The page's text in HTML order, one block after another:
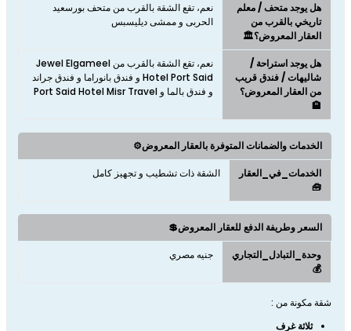
هل يوجد متحف / معلم
تاريخي بالقرب من
العقار المعروض؟🏛️
نعم، تقع الشقة بالقرب من متحف بورسعيد
الحربى و ممشى ديليسبس
هل يوجد استراحة /
شاليهات / فندق قريب
من العقار المعروض؟
🏨
نعم، تقع الشقة بالقرب من Jewel Elgameel
Hotel Port Said و فندق بانوراما و فندق جراند
و فندق بالما و Port Said Hotel Misr Travel
الخدمات والضمانات المتوفرة بالعقار المعروض⚙️
الخدمات_في_العقار
🧰
الشقة ذات تشطيب و تجهيز كامل
السعر وطريفة الدفع للعقار المعروض💲
وحدة_التبادل_التجاري
💰
جنيه مصري
شقة مكونة من :
ثلاثة غرف